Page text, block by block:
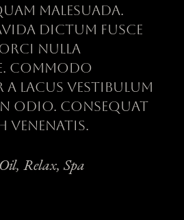
malesuada.
dictum fusce
nulla
Commodo
lacus vestibulum
odio. Consequat
venenatis.
Oil Relax Spa